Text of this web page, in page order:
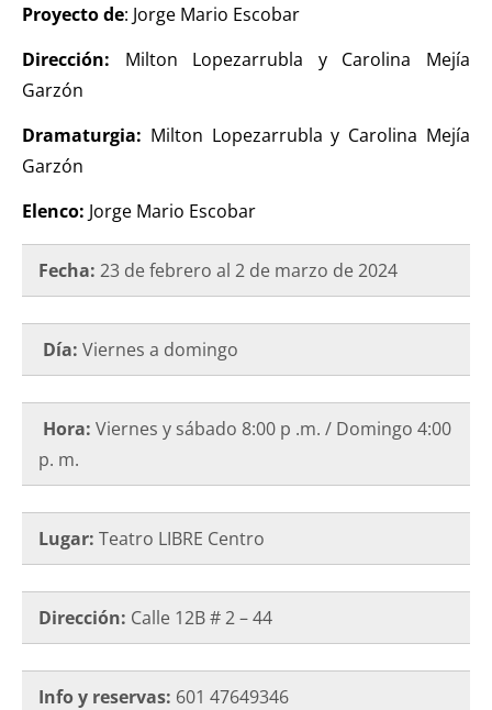
Proyecto de: Jorge Mario Escobar
Dirección: Milton Lopezarrubla y Carolina Mejía
Garzón
Dramaturgia: Milton Lopezarrubla y Carolina Mejía
Garzón
Elenco: Jorge Mario Escobar
Fecha: 23 de febrero al 2 de marzo de 2024
Día: Viernes a domingo
Hora: Viernes y sábado 8:00 p .m. / Domingo 4:00
p. m.
Lugar: Teatro LIBRE Centro
Dirección: Calle 12B # 2 – 44
Info y reservas: 601 47649346